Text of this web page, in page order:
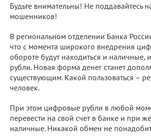
Будьте внимательны! Не поддавайтесь
мошенников!
В региональном отделении Банка
что с момента широкого внедрения
обороте будут находиться и наличные,
рубли. Новая форма денег станет
существующим. Какой пользоваться –
человек.
При этом цифровые рубли в любой
перевести на свой счет в банке и при
наличные. Никакой обмен не